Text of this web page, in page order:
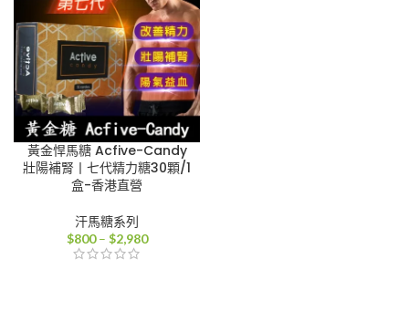
黃金悍馬糖 Acfive-Candy
壯陽補腎丨七代精力糖30顆/1
盒-香港直營
汗馬糖系列
$800 – $2,980價